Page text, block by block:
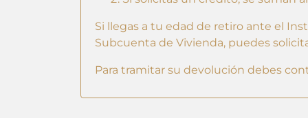
Si llegas a tu edad de retiro ante el
Subcuenta de Vivienda, puedes
Para tramitar su devolución debes